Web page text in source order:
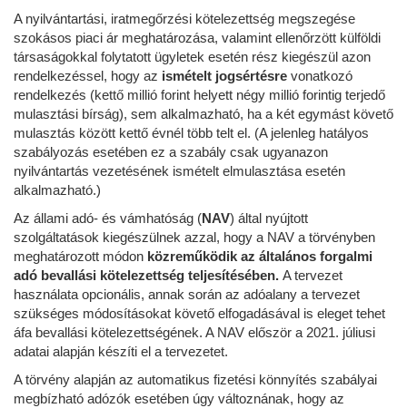
A nyilvántartási, iratmegőrzési kötelezettség megszegése
szokásos piaci ár meghatározása, valamint ellenőrzött külföldi
társaságokkal folytatott ügyletek esetén rész kiegészül azon
rendelkezéssel, hogy az ismételt jogsértésre vonatkozó
rendelkezés (kettő millió forint helyett négy millió forintig terjedő
mulasztási bírság), sem alkalmazható, ha a két egymást követő
mulasztás között kettő évnél több telt el. (A jelenleg hatályos
szabályozás esetében ez a szabály csak ugyanazon
nyilvántartás vezetésének ismételt elmulasztása esetén
alkalmazható.)
Az állami adó- és vámhatóság (NAV) által nyújtott
szolgáltatások kiegészülnek azzal, hogy a NAV a törvényben
meghatározott módon közreműködik az általános forgalmi
adó bevallási kötelezettség teljesítésében. A tervezet
használata opcionális, annak során az adóalany a tervezet
szükséges módosításokat követő elfogadásával is eleget tehet
áfa bevallási kötelezettségének. A NAV először a 2021. júliusi
adatai alapján készíti el a tervezetet.
A törvény alapján az automatikus fizetési könnyítés szabályai
megbízható adózók esetében úgy változnának, hogy az